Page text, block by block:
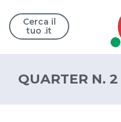
Cerca il
tuo .it
QUARTER N.